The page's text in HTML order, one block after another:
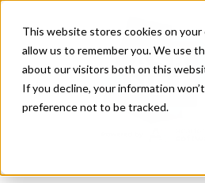
This website stores cookies on
allow us to remember you. We use
about our visitors both on this
If you decline, your information
preference not to be tracked.